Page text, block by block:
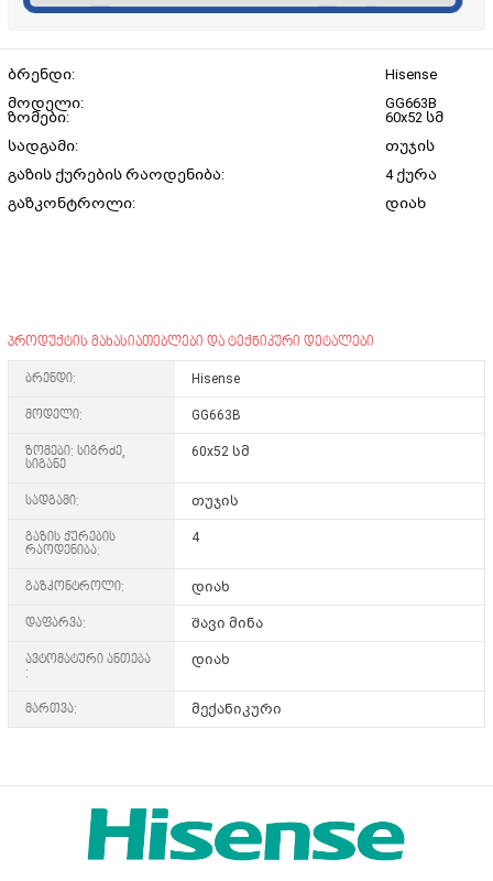
ბრენდი:
Hisense
მოდელი:
GG663B
ზომები:
60x52 სმ
სადგამი:
თუჯის
გაზის ქურების რაოდენიბა:
4 ქურა
გაზკონტროლი:
დიახ
პროდუქტის მახასიათებლები და ტექნიკური დეტალები
ბრენდი: Hisense
მოდელი: GG663B
ზომები: სიგრძე,
სიგანე
60x52 სმ
სადგამი: თუჯის
გაზის ქურების
რაოდენიბა:
4
გაზკონტროლი: დიახ
დაფარვა: შავი მინა
ავტომატური ანთება
:
დიახ
მართვა: მექანიკური